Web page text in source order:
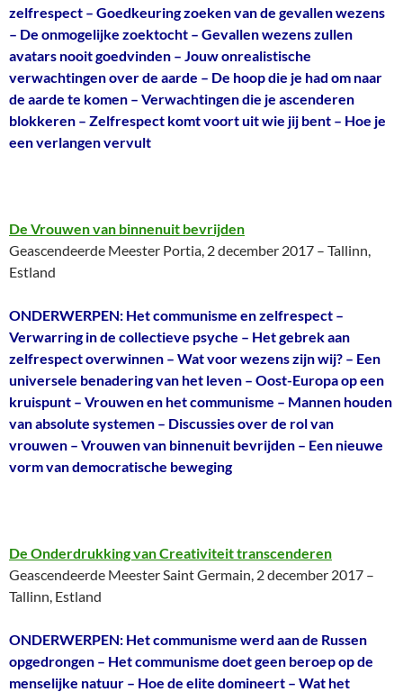
zelfrespect – Goedkeuring zoeken van de gevallen wezens
– De onmogelijke zoektocht – Gevallen wezens zullen
avatars nooit goedvinden – Jouw onrealistische
verwachtingen over de aarde – De hoop die je had om naar
de aarde te komen – Verwachtingen die je ascenderen
blokkeren – Zelfrespect komt voort uit wie jij bent – Hoe je
een verlangen vervult
De Vrouwen van binnenuit bevrijden
Geascendeerde Meester Portia, 2 december 2017 – Tallinn,
Estland
ONDERWERPEN: Het communisme en zelfrespect –
Verwarring in de collectieve psyche – Het gebrek aan
zelfrespect overwinnen – Wat voor wezens zijn wij? – Een
universele benadering van het leven – Oost-Europa op een
kruispunt – Vrouwen en het communisme – Mannen houden
van absolute systemen – Discussies over de rol van
vrouwen – Vrouwen van binnenuit bevrijden – Een nieuwe
vorm van democratische beweging
De Onderdrukking van Creativiteit transcenderen
Geascendeerde Meester Saint Germain, 2 december 2017 –
Tallinn, Estland
ONDERWERPEN: Het communisme werd aan de Russen
opgedrongen – Het communisme doet geen beroep op de
menselijke natuur – Hoe de elite domineert – Wat het